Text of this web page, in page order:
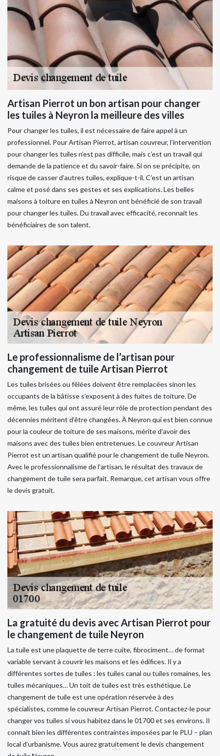
Artisan Pierrot un bon artisan pour changer
les tuiles à Neyron la meilleure des villes
Pour changer les tuiles, il est nécessaire de faire appel à un
professionnel. Pour Artisan Pierrot, artisan couvreur, l’intervention
pour changer les tuiles n’est pas difficile, mais c’est un travail qui
demande de la patience et du savoir-faire. Si on se précipite, on
risque de casser d’autres tuiles, explique-t-il. C’est un artisan
calme et posé dans ses gestes et ses explications. Les belles
maisons à toiture en tuiles à Neyron ont bénéficié de son travail
pour changer les tuiles. Du travail avec efficacité, reconnait les
bénéficiaires de son talent.
Le professionnalisme de l’artisan pour
changement de tuile Artisan Pierrot
Les tuiles brisées ou fêlées doivent être remplacées sinon les
occupants de la bâtisse s’exposent à des fuites de toiture. De
même, les tuiles qui ont assuré leur rôle de protection pendant des
décennies méritent d’être changées. À Neyron qui est bien connue
pour la couleur de toiture de ses maisons, mérite d’avoir des
maisons avec des tuiles bien entretenues. Le couvreur Artisan
Pierrot est un artisan qualifié pour le changement de tuile Neyron.
Avec le professionnalisme de l’artisan, le résultat des travaux de
changement de tuile sera parfait. Remarque, cet artisan vous offre
le devis gratuit.
La gratuité du devis avec Artisan Pierrot pour
le changement de tuile Neyron
La tuile est une plaquette de terre cuite, fibrociment… de format
variable servant à couvrir les maisons et les édifices. Il y a
différentes sortes de tuiles : les tuiles canal ou tuiles romaines, les
tuiles mécaniques… Un toit de tuiles est très esthétique. Le
changement de tuile est une opération réservée à des
spécialistes, comme le couvreur Artisan Pierrot. Contactez-le pour
changer vos tuiles si vous habitez dans le 01700 et ses environs. Il
connait bien les différentes contraintes imposées par le PLU – plan
local d’urbanisme. Vous aurez gratuitement le devis changement